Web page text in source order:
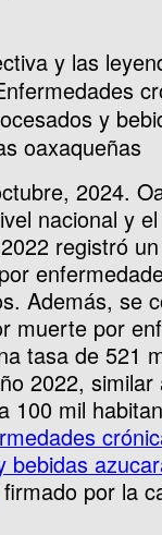
2024.
nacional y
registró
Además, se
muerte por
tasa de 521
2022,
100 mil
bebidas
por la